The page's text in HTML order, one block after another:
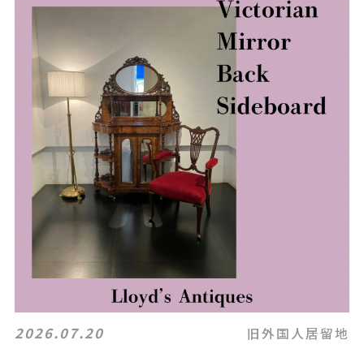
2026.07.20 旧外国人居留地